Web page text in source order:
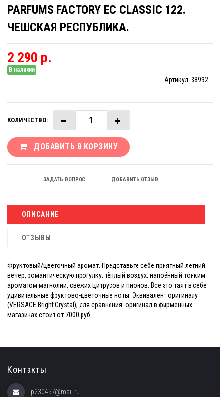
PARFUMS FACTORY EC CLASSIC 122.
ЧЕШСКАЯ РЕСПУБЛИКА.
2 290 р.
В наличии
Артикул: 38992
КОЛИЧЕСТВО:
ДОБАВИТЬ В КОРЗИНУ
ЗАДАТЬ ВОПРОС ДОБАВИТЬ ОТЗЫВ
ОПИСАНИЕ
ОТЗЫВЫ
Фруктовый/цветочный аромат. Представьте себе приятный летний
вечер, романтическую прогулку, тёплый воздух, напоённый тонким
ароматом магнолии, свежих цитрусов и пионов. Все это таят в себе
удивительные фруктово-цветочные ноты. Эквивалент оригиналу
(VERSACE Bright Crystal), для сравнения: оригинал в фирменных
магазинах стоит от 7000 руб.
Контакты
p230457@mail.ru